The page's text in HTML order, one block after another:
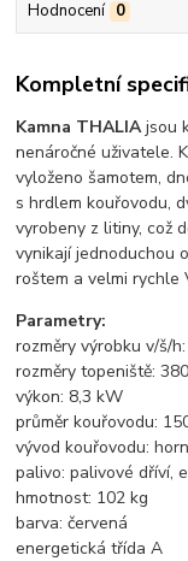
Hodnocení 0
Kompletní
Kamna THALIAjsou
nenáročné uživatele.
vyloženo šamotem,
s hrdlem kouřovodu,
vyrobeny z litiny, což
vynikají jednoduchou
roštem a velmi rychle
Parametry:
rozměry výrobku v/š/
rozměry topeniště:
výkon: 8,3 kW
průměr kouřovodu:
vývod kouřovodu:
palivo: palivové dříví,
hmotnost: 102 kg
barva: červená
energetická třída A